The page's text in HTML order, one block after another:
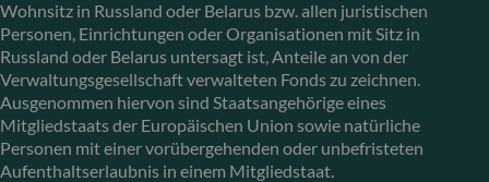
Wohnsitz in Russland oder Belarus bzw. allen juristischen
Personen, Einrichtungen oder Organisationen mit Sitz in
Russland oder Belarus untersagt ist, Anteile an von der
Verwaltungsgesellschaft verwalteten Fonds zu zeichnen.
Ausgenommen hiervon sind Staatsangehörige eines
Mitgliedstaats der Europäischen Union sowie natürliche
Personen mit einer vorübergehenden oder unbefristeten
Aufenthaltserlaubnis in einem Mitgliedstaat.